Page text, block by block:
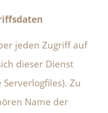
jeden Zugriff auf
dieser Dienst
Zu
Name der